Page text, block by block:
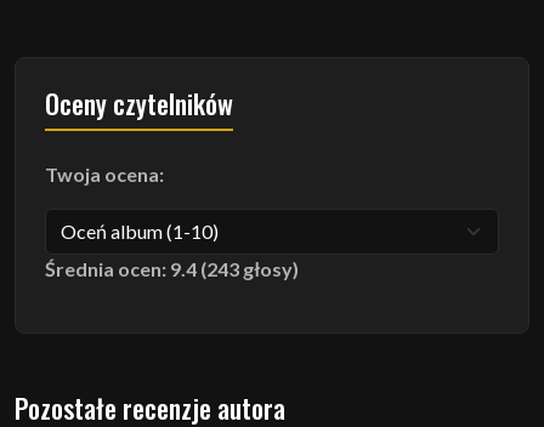
Oceny czytelników
Twoja ocena:
Średnia ocen: 9.4 (243 głosy)
Pozostałe recenzje autora